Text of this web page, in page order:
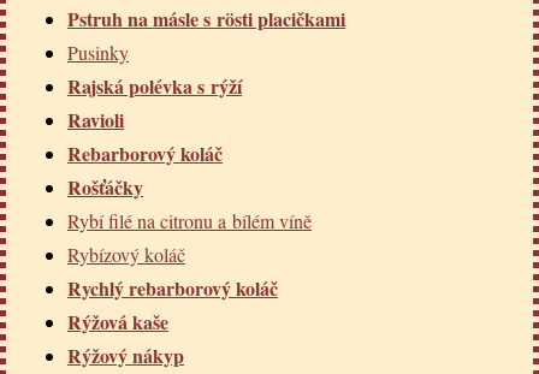
Pstruh na másle s rösti placičkami
Pusinky
Rajská polévka s rýží
Ravioli
Rebarborový koláč
Rošťáčky
Rybí filé na citronu a bílém víně
Rybízový koláč
Rychlý rebarborový koláč
Rýžová kaše
Rýžový nákyp